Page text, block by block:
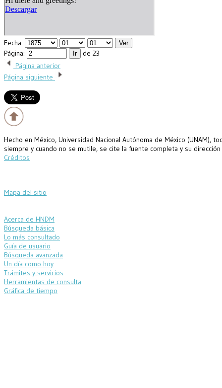
Fecha:
Página:
de 23
Página anterior
Página siguiente
Hecho en México, Universidad Nacional Autónoma de México
siempre y cuando no se mutile, se cite la fuente completa y su
Créditos
Mapa del sitio
Acerca de HNDM
Búsqueda básica
Lo más consultado
Guía de usuario
Búsqueda avanzada
Un día como hoy
Trámites y servicios
Herramientas de consulta
Gráfica de tiempo